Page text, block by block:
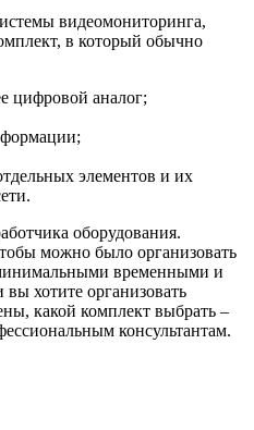
видеомониторинга,
в который обычно
цифровой аналог;
элементов и их
оборудования.
можно было организовать
временными и
хотите организовать
какой комплект выбрать –
консультантам.